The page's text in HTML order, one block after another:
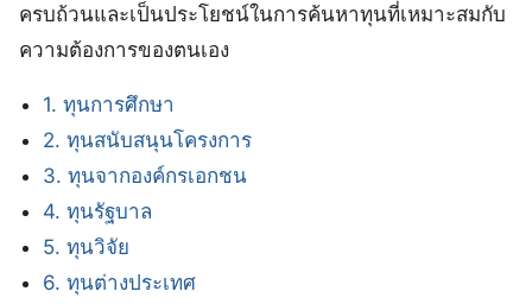
ครบถ้วนและเป็นประโยชน์ในการค้นหาทุนที่เหมาะสมกับ
ความต้องการของตนเอง
1. ทุนการศึกษา
2. ทุนสนับสนุนโครงการ
3. ทุนจากองค์กรเอกชน
4. ทุนรัฐบาล
5. ทุนวิจัย
6. ทุนต่างประเทศ